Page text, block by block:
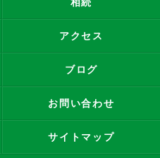
アクセス
ブログ
お問い合わせ
サイトマップ